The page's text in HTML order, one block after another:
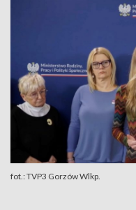
fot.: TVP3 Gorzów Wlkp.